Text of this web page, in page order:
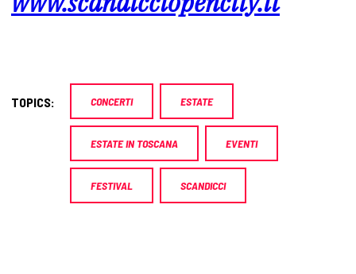
TOPICS: CONCERTI ESTATE
ESTATE IN TOSCANA EVENTI
FESTIVAL SCANDICCI